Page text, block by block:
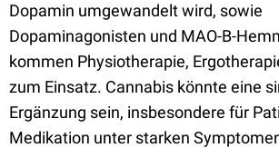
Dopamin umgewandelt wird, sowie
Dopaminagonisten und MAO-B-
kommen Physiotherapie,
zum Einsatz. Cannabis könnte eine
Ergänzung sein, insbesondere für
Medikation unter starken